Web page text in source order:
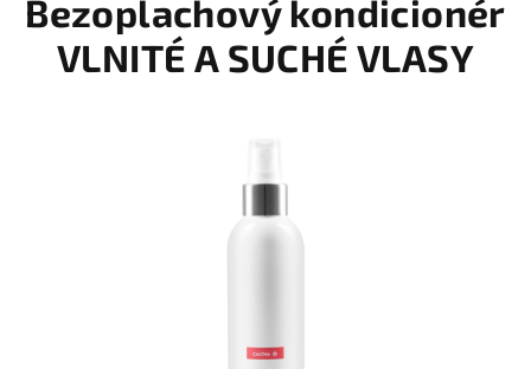
košík
Bezoplachový kondicionér
VLNITÉ A SUCHÉ VLASY